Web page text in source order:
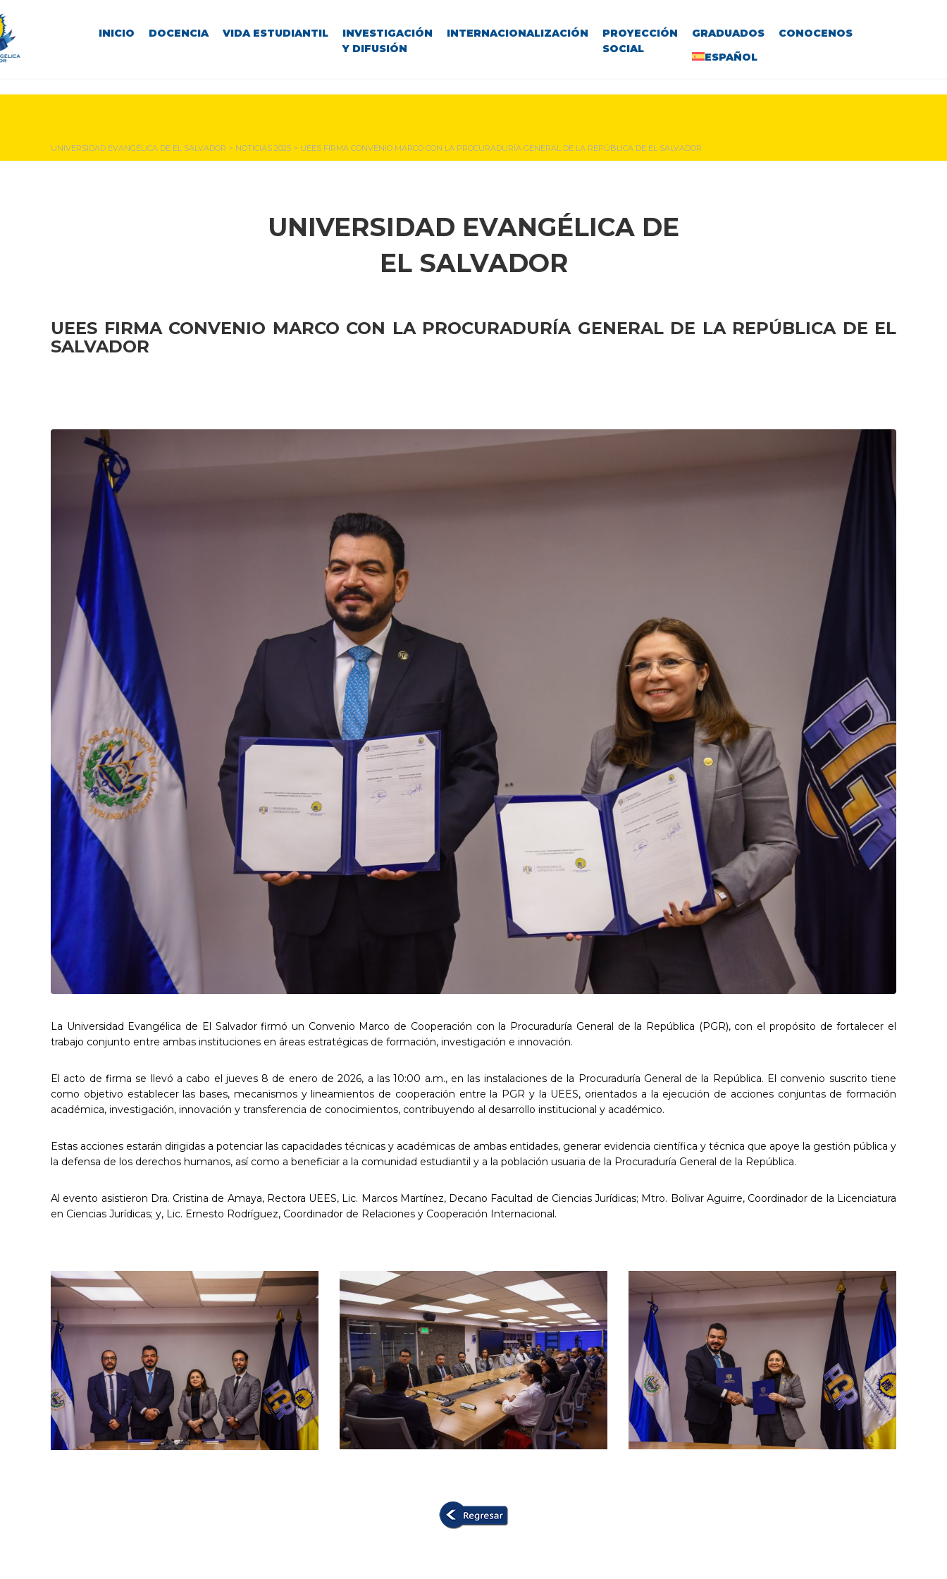
INICIO DOCENCIA VIDA ESTUDIANTIL
INVESTIGACIÓN
Y DIFUSIÓN
INTERNACIONALIZACIÓN
PROYECCIÓN
SOCIAL
GRADUADOS
CONOCENOS
ESPAÑOL
UNIVERSIDAD EVANGÉLICA DE EL SALVADOR > NOTICIAS 2025 > UEES FIRMA CONVENIO MARCO CON LA PROCURADURÍA GENERAL DE LA REPÚBLICA DE EL SALVADOR
UNIVERSIDAD EVANGÉLICA DE
EL SALVADOR
UEES FIRMA CONVENIO MARCO CON LA PROCURADURÍA GENERAL DE LA REPÚBLICA DE EL
SALVADOR
La Universidad Evangélica de El Salvador firmó un Convenio Marco de Cooperación con la Procuraduría General de la República (PGR), con el propósito de fortalecer el
trabajo conjunto entre ambas instituciones en áreas estratégicas de formación, investigación e innovación.
El acto de firma se llevó a cabo el jueves 8 de enero de 2026, a las 10:00 a.m., en las instalaciones de la Procuraduría General de la República. El convenio suscrito tiene
como objetivo establecer las bases, mecanismos y lineamientos de cooperación entre la PGR y la UEES, orientados a la ejecución de acciones conjuntas de formación
académica, investigación, innovación y transferencia de conocimientos, contribuyendo al desarrollo institucional y académico.
Estas acciones estarán dirigidas a potenciar las capacidades técnicas y académicas de ambas entidades, generar evidencia científica y técnica que apoye la gestión pública y
la defensa de los derechos humanos, así como a beneficiar a la comunidad estudiantil y a la población usuaria de la Procuraduría General de la República.
Al evento asistieron Dra. Cristina de Amaya, Rectora UEES, Lic. Marcos Martínez, Decano Facultad de Ciencias Jurídicas; Mtro. Bolivar Aguirre, Coordinador de la Licenciatura
en Ciencias Jurídicas; y, Lic. Ernesto Rodríguez, Coordinador de Relaciones y Cooperación Internacional.